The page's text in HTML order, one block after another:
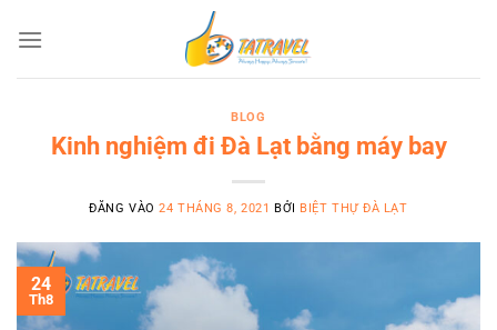
qua
BLOG
Kinh nghiệm đi Đà Lạt bằng máy bay
ĐĂNG VÀO24 THÁNG 8, 2021 BỞI BIỆT THỰ ĐÀ LẠT
24
Th8